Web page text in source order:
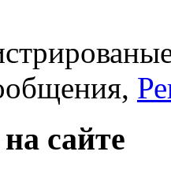
сайте